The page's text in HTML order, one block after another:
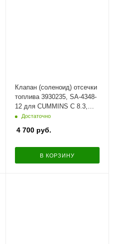
Клапан (соленоид) отсечки
топлива 3930235, SA-4348-
12 для CUMMINS C 8.3,
6CT, ISC, QSC, 12В
Достаточно
4 700руб.
В КОРЗИНУ